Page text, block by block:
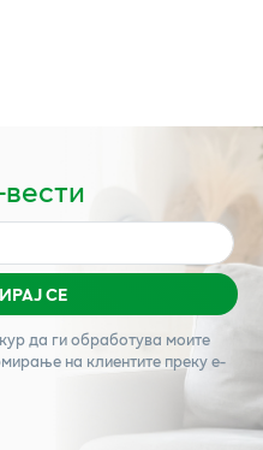
СЕ
да ги обработува моите
на клиентите преку е-